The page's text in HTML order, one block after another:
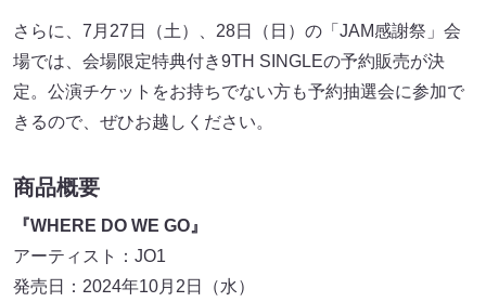
さらに、7月27日（土）、28日（日）の「JAM感謝祭」会
場では、会場限定特典付き9TH SINGLEの予約販売が決
定。公演チケットをお持ちでない方も予約抽選会に参加で
きるので、ぜひお越しください。
商品概要
『WHERE DO WE GO』
アーティスト：JO1
発売日：2024年10月2日（水）